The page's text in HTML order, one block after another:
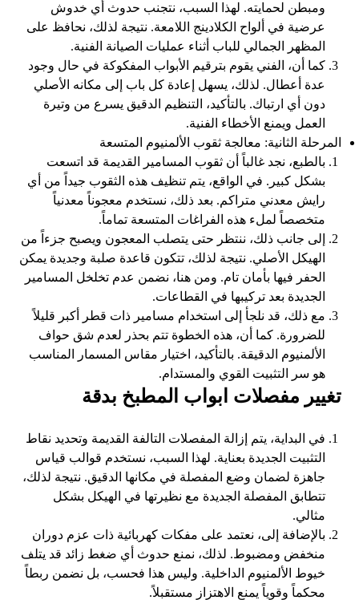
ومبطن لحمايته. لهذا السبب، نتجنب حدوث أي خدوش
عرضية في ألواح الكلادينج اللامعة. نتيجة لذلك، نحافظ على
المظهر الجمالي للباب أثناء عمليات الصيانة الفنية.
كما أن، الفني يقوم بترقيم الأبواب المفكوكة في حال وجود
عدة أعطال. لذلك، يسهل إعادة كل باب إلى مكانه الأصلي
دون أي ارتباك. بالتأكيد، التنظيم الدقيق يسرع من وتيرة
العمل ويمنع الأخطاء الفنية.
المرحلة الثانية: معالجة ثقوب الألمنيوم المتسعة
بالطبع، نجد غالباً أن ثقوب المسامير القديمة قد اتسعت
بشكل كبير. في الواقع، يتم تنظيف هذه الثقوب جيداً من أي
رايش معدني متراكم. بعد ذلك، نستخدم معجوناً معدنياً
متخصصاً لملء هذه الفراغات المتسعة تماماً.
إلى جانب ذلك، ننتظر حتى يتصلب المعجون ويصبح جزءاً من
الهيكل الأصلي. نتيجة لذلك، تتكون قاعدة صلبة وجديدة يمكن
الحفر فيها بأمان تام. ومن هنا، نضمن عدم تخلخل المسامير
الجديدة بعد تركيبها في القطاعات.
مع ذلك، قد نلجأ إلى استخدام مسامير ذات قطر أكبر قليلاً
للضرورة. كما أن، هذه الخطوة تتم بحذر لعدم شق حواف
الألمنيوم الدقيقة. بالتأكيد، اختيار مقاس المسمار المناسب
هو سر التثبيت القوي والمستدام.
تغيير مفصلات ابواب المطبخ بدقة
في البداية، يتم إزالة المفصلات التالفة القديمة وتحديد نقاط
التثبيت الجديدة بعناية. لهذا السبب، نستخدم قوالب قياس
جاهزة لضمان وضع المفصلة في مكانها الدقيق. نتيجة لذلك،
تتطابق المفصلة الجديدة مع نظيرتها في الهيكل بشكل
مثالي.
بالإضافة إلى، نعتمد على مفكات كهربائية ذات عزم دوران
منخفض ومضبوط. لذلك، نمنع حدوث أي ضغط زائد قد يتلف
خيوط الألمنيوم الداخلية. وليس هذا فحسب، بل نضمن ربطاً
محكماً وقوياً يمنع الاهتزاز مستقبلاً.